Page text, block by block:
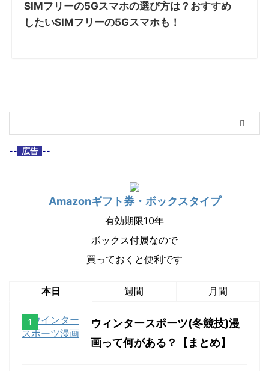
SIMフリーの5Gスマホの選び方は？おすすめ
したいSIMフリーの5Gスマホも！
-- 広告 --
Amazonギフト券・ ボックスタイプ
有効期限10年
ボックス付属なので
買っておくと便利です
本日 週間 月間
ウィンタースポーツ(冬競技)漫
画って何がある？【まとめ】